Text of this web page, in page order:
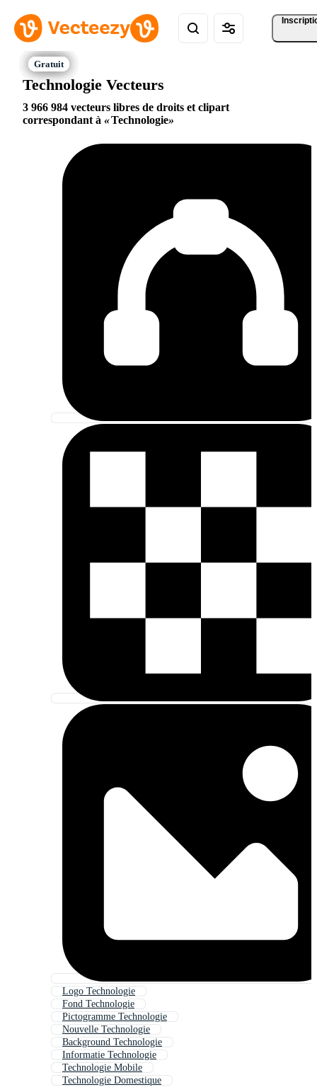
Technologie Vecteurs
3 966 984 vecteurs libres de droits et clipart
correspondant à
Technologie
Logo Technologie
Fond Technologie
Pictogramme Technologie
Nouvelle Technologie
Background Technologie
Informatie Technologie
Technologie Mobile
Technologie Domestique